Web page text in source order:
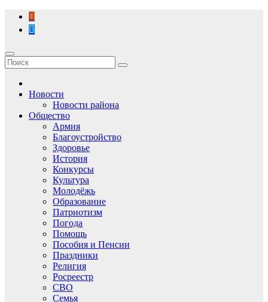
Перейти
содержимому
Новости
Новости района
Общество
Армия
Благоустройство
Здоровье
История
Конкурсы
Культура
Молодёжь
Образование
Патриотизм
Погода
Помощь
Пособия и Пенсии
Праздники
Религия
Росреестр
СВО
Семья